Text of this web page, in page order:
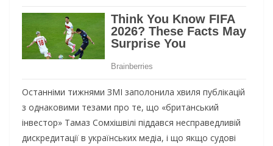
Останніми тижнями ЗМІ заполонила хвиля публікацій
з однаковими тезами про те, що «британський
інвестор» Тамаз Сомхішвілі піддався несправедливій
дискредитації в українських медіа, і що якщо судові